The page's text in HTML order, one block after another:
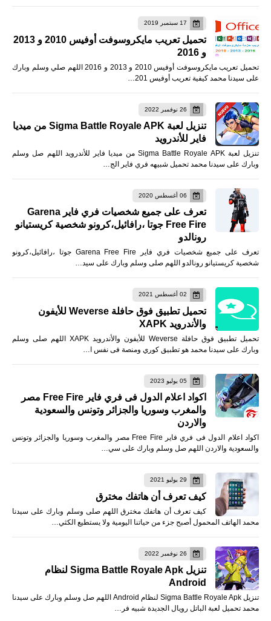
17 سبتمبر 2019
تحميل تعريب مايكروسوفت أوفيس 2010 و 2013
و 2016
تحميل تعريب مايكروسوفت أوفيس 2010 و 2013 و 2016 اللهم صلي وسلم وبارك
على سيدنا محمد كيفية تعريب أوفيس 201…
26 نوفمبر 2022
تنزيل لعبة Sigma Battle Royale APK من ميديا
فاير للأندرويد
تنزيل لعبة Sigma Battle Royale APK من ميديا فاير للأندرويد اللهم صل وسلم
وبارك على سيدنا محمد تحميل شبيهه فري فاير الج…
06 أغسطس 2020
تعرف على جميع شخصيات فري فاير Garena
Free Fire جوتا ،رافائيل،كرونو شخصية كريستيانو
رونالدو
تعرف على جميع شخصيات فري فاير Garena Free Fire جوتا ،رافائيل،كرونو
شخصية كريستيانو رونالدو اللهم صلى وسلم وبارك على سيد…
02 أغسطس 2021
تحميل تطبيق فوق حافلة Weverse للأيفون
والأندرويد XAPK
تحميل تطبيق فوق حافلة Weverse للأيفون والأندرويد XAPK اللهم صلى وسلم
وبارك على سيدنا محمد هو تطبيق كوري ومنصة فى نفس ا…
05 يوليو 2023
اكواد اعلام الدول فى فري فاير Free Fire مصر
والمغرب وسوريا والجزائر وتونس والسعودية
والاردن
اكواد اعلام الدول فى فري فاير Free Fire مصر والمغرب وسوريا والجزائر وتونس
والسعودية والاردن اللهم صل وسلم وبارك على سي…
29 يوليو 2021
كيف تعرف أن هاتفك مخترق
كيف تعرف أن هاتفك مخترق اللهم صلى وسلم وبارك على سيدنا
محمد الهاتف المحمول أصبح جزء من حياتنا اليومية ولا يستطيع الكثي…
26 نوفمبر 2022
تنزيل Sigma Battle Royale Apk لنظام
Android
تنزيل Sigma Battle Royale Apk لنظام Android اللهم صل وسلم وبارك على سيدنا
محمد تحميل لعبة الباتل رويال الجديدة شبيه فر…